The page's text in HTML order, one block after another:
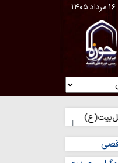
حدیث روز | بهترین سرمایه